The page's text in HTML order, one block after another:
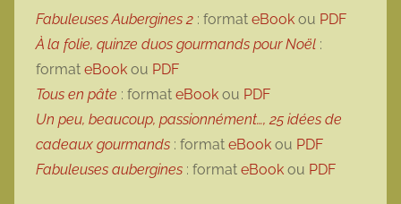
Fabuleuses Aubergines 2 : format eBook ou PDF
À la folie, quinze duos gourmands pour Noël :
format eBook ou PDF
Tous en pâte : format eBook ou PDF
Un peu, beaucoup, passionnément…, 25 idées de
cadeaux gourmands : format eBook ou PDF
Fabuleuses aubergines : format eBook ou PDF